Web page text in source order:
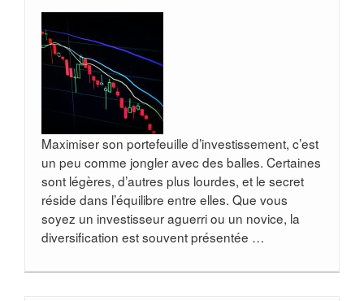
Maximiser son portefeuille d’investissement, c’est
un peu comme jongler avec des balles. Certaines
sont légères, d’autres plus lourdes, et le secret
réside dans l’équilibre entre elles. Que vous
soyez un investisseur aguerri ou un novice, la
diversification est souvent présentée …